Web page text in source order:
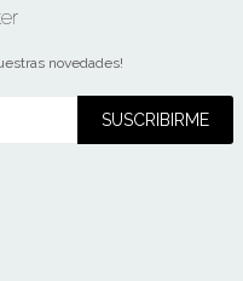
novedades!
SUSCRIBIRME